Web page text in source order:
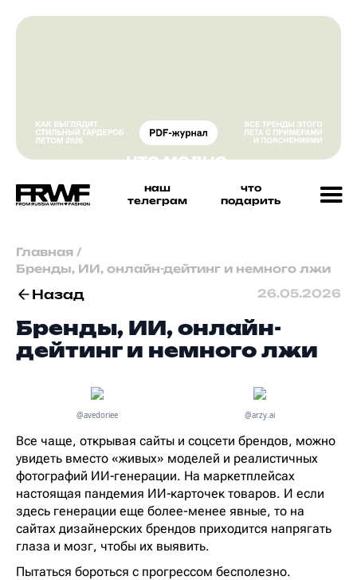
наш
телеграм
что
подарить
Главная /
Бренды, ИИ, онлайн-дейтинг и немного лжи
Назад 26.05.2026
Бренды, ИИ, онлайн-
дейтинг и немного лжи
@avedoriee @arzy.ai
Все чаще, открывая сайты и соцсети брендов, можно
увидеть вместо «живых» моделей и реалистичных
фотографий ИИ‑генерации. На маркетплейсах
настоящая пандемия ИИ‑карточек товаров. И если
здесь генерации еще более-менее явные, то на
сайтах дизайнерских брендов приходится напрягать
глаза и мозг, чтобы их выявить.
Пытаться бороться с прогрессом бесполезно.